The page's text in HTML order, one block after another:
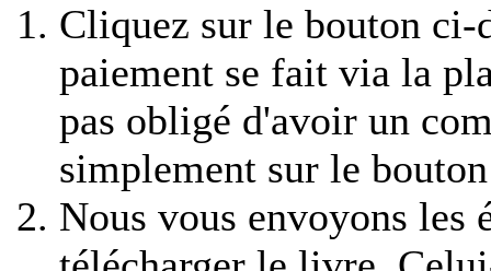
Cliquez sur le bouton ci-
paiement se fait via la
pas obligé d'avoir un
simplement sur le
Nous vous envoyons les